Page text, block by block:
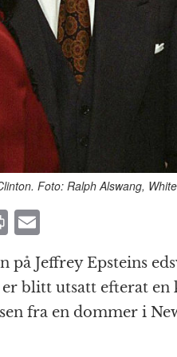
Foto: Ralph Alswang,
P
ri
n
t
m
ai
l
på Jeffrey Epsteins
er blitt utsatt efterat en
fra en dommer i